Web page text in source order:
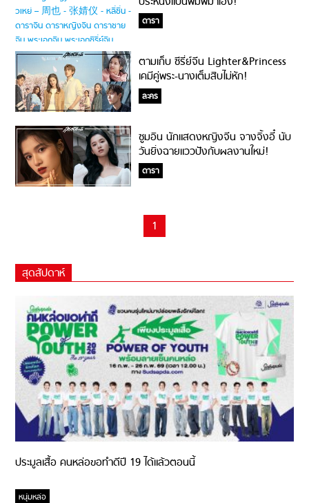
ดารา
ตามเก็บ ซีรี่ย์จีน Lighter&Princess
เคมีคู่พระ-นางเต็มสิบไม่หัก!
ละคร
ซูมอิน นักแสดงหญิงจีน จางจิ้งอี๋ นับ
วันยิ่งฉายแววปังกับผลงานใหม่!
ดารา
1
สุดสัปดาห์
ประมูลเสื้อ คนหล่อขอทำดีปี 19 ได้แล้วตอนนี้
หนุ่มหล่อ